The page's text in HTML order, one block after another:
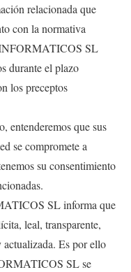
relacionada que
con la normativa
SL
durante el plazo
los preceptos
entenderemos que sus
se compromete a
su consentimiento
SL informa que
leal, transparente,
actualizada. Es por ello
SL se